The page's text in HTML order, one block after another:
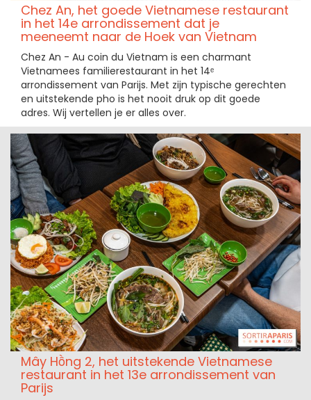
Chez An, het goede Vietnamese restaurant
in het 14e arrondissement dat je
meeneemt naar de Hoek van Vietnam
Chez An - Au coin du Vietnam is een charmant
Vietnamees familierestaurant in het 14ᵉ
arrondissement van Parijs. Met zijn typische gerechten
en uitstekende pho is het nooit druk op dit goede
adres. Wij vertellen je er alles over.
Mây Hồng 2, het uitstekende Vietnamese
restaurant in het 13e arrondissement van
Parijs